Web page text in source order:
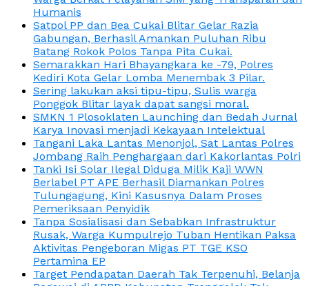
Humanis
Satpol PP dan Bea Cukai Blitar Gelar Razia
Gabungan, Berhasil Amankan Puluhan Ribu
Batang Rokok Polos Tanpa Pita Cukai.
Semarakkan Hari Bhayangkara ke -79, Polres
Kediri Kota Gelar Lomba Menembak 3 Pilar.
Sering lakukan aksi tipu-tipu, Sulis warga
Ponggok Blitar layak dapat sangsi moral.
SMKN 1 Plosoklaten Launching dan Bedah Jurnal
Karya Inovasi menjadi Kekayaan Intelektual
Tangani Laka Lantas Menonjol, Sat Lantas Polres
Jombang Raih Penghargaan dari Kakorlantas Polri
Tanki Isi Solar Ilegal Diduga Milik Kaji WWN
Berlabel PT APE Berhasil Diamankan Polres
Tulungagung, Kini Kasusnya Dalam Proses
Pemeriksaan Penyidik
Tanpa Sosialisasi dan Sebabkan Infrastruktur
Rusak, Warga Kumpulrejo Tuban Hentikan Paksa
Aktivitas Pengeboran Migas PT TGE KSO
Pertamina EP
Target Pendapatan Daerah Tak Terpenuhi, Belanja